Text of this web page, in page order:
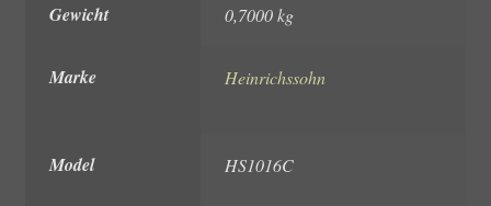
Gewicht 0,7000 kg
Marke Heinrichssohn
Model HS1016C